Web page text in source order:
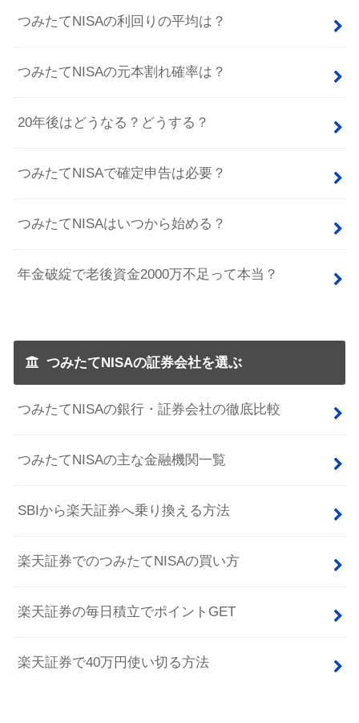
つみたてNISAの利回りの平均は？
つみたてNISAの元本割れ確率は？
20年後はどうなる？どうする？
つみたてNISAで確定申告は必要？
つみたてNISAはいつから始める？
年金破綻で老後資金2000万不足って本当？
つみたてNISAの証券会社を選ぶ
つみたてNISAの銀行・証券会社の徹底比較
つみたてNISAの主な金融機関一覧
SBIから楽天証券へ乗り換える方法
楽天証券でのつみたてNISAの買い方
楽天証券の毎日積立でポイントGET
楽天証券で40万円使い切る方法